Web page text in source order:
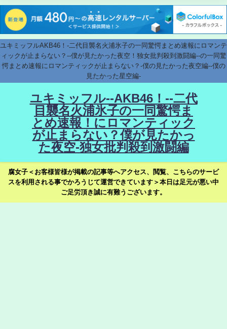
ユキミッフルAKB46！-二代目襲名火浦氷子の一同驚愕まとめ速報にロマンテ
ィックが止まらない？--僕が見たかった夜空！独女批判殺到激闘編--の一同驚
愕まとめ速報にロマンティックが止まらない？-僕の見たかった夜空編--僕の
見たかった星空編-
ユキミッフル--AKB46！--二代
目襲名火浦氷子の一同驚愕ま
とめ速報！にロマンティック
が止まらない？僕が見たかっ
た夜空-独女批判殺到激闘編
腐女子＜お客様皆様が掲載の記事等へアクセス、閲覧、こちらのサービ
スを利用される事でかろうじて運営できています＞本日は足元が悪い中
ご足労頂き誠に有難うございます。